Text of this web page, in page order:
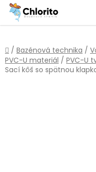
Prejsť
obsah
Domov
/ Bazénová technika /
PVC-U materiál / PVC-U
Sací kôš so spätnou